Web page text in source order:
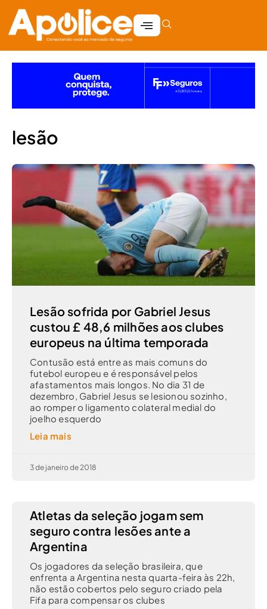
lesão
Lesão sofrida por Gabriel Jesus
custou £ 48,6 milhões aos clubes
europeus na última temporada
Contusão está entre as mais comuns do
futebol europeu e é responsável pelos
afastamentos mais longos. No dia 31 de
dezembro, Gabriel Jesus se lesionou sozinho,
ao romper o ligamento colateral medial do
joelho esquerdo
Leia mais
3 de janeiro de 2018
Atletas da seleção jogam sem
seguro contra lesões ante a
Argentina
Os jogadores da seleção brasileira, que
enfrenta a Argentina nesta quarta-feira às 22h,
não estão cobertos pelo seguro criado pela
Fifa para compensar os clubes